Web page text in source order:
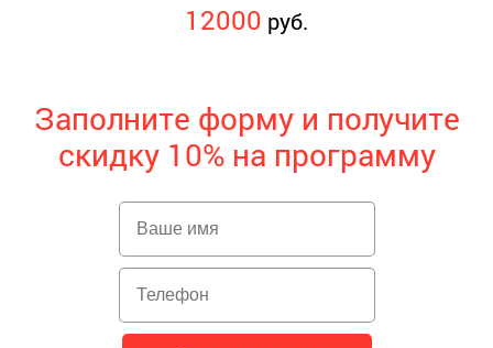
12000 руб.
Заполните форму и получите
скидку 10% на программу